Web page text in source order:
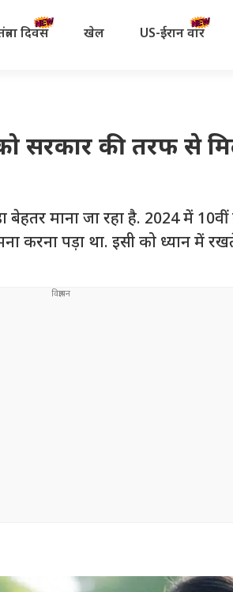
दिवस खेल US-ईरान वॉर
सरकार की तरफ से
बेहतर माना जा रहा है. 2024 में 10वीं
करना पड़ा था. इसी को ध्यान में